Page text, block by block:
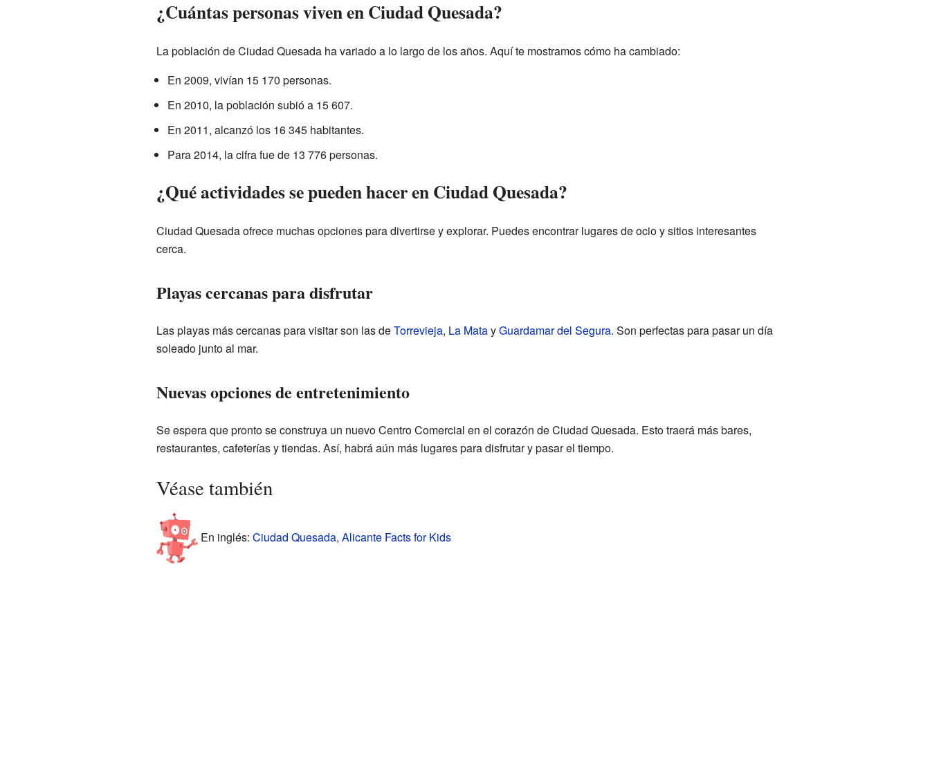
¿Cuántas personas viven en Ciudad Quesada?
La población de Ciudad Quesada ha variado a lo largo de los años. Aquí te mostramos cómo ha cambiado:
En 2009, vivían 15 170 personas.
En 2010, la población subió a 15 607.
En 2011, alcanzó los 16 345 habitantes.
Para 2014, la cifra fue de 13 776 personas.
¿Qué actividades se pueden hacer en Ciudad Quesada?
Ciudad Quesada ofrece muchas opciones para divertirse y explorar. Puedes encontrar lugares de ocio y sitios interesantes
cerca.
Playas cercanas para disfrutar
Las playas más cercanas para visitar son las deTorrevieja, La MatayGuardamar del Segura. Son perfectas para pasar un día
soleado junto al mar.
Nuevas opciones de entretenimiento
Se espera que pronto se construya un nuevo Centro Comercial en el corazón de Ciudad Quesada. Esto traerá más bares,
restaurantes, cafeterías y tiendas. Así, habrá aún más lugares para disfrutar y pasar el tiempo.
Véase también
En inglés: Ciudad Quesada, Alicante Facts for Kids